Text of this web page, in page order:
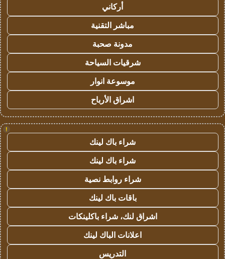
أركاني
مباشر التقنية
مدونة صحبة
شرقيات السياحة
موسوعة انوار
اشراق الأرباح
!
شراء باك لينك
شراء باك لينك
شراء روابط نصية
باقات باك لينك
اشراق لنك، شراء باكلينكات
اعلانات الباك لينك
التدريس